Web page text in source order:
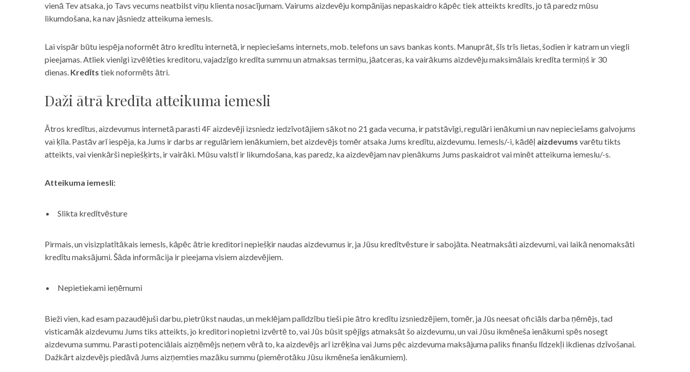
vienā Tev atsaka, jo Tavs vecums neatbilst viņu klienta nosacījumam. Vairums aizdevēju kompānijas nepaskaidro kāpēc tiek atteikts kredīts, jo tā paredz mūsu
likumdošana, ka nav jāsniedz atteikuma iemesls.
Lai vispār būtu iespēja noformēt ātro kredītu internetā, ir nepieciešams internets, mob. telefons un savs bankas konts. Manuprāt, šīs trīs lietas, šodien ir katram un viegli
pieejamas. Atliek vienīgi izvēlēties kreditoru, vajadzīgo kredīta summu un atmaksas termiņu, jāatceras, ka vairākums aizdevēju maksimālais kredīta termiņš ir 30
dienas. Kredīts tiek noformēts ātri.
Daži ātrā kredīta atteikuma iemesli
Ātros kredītus, aizdevumus internetā parasti 4F aizdevēji izsniedz iedzīvotājiem sākot no 21 gada vecuma, ir patstāvīgi, regulāri ienākumi un nav nepieciešams galvojums
vai ķīla. Pastāv arī iespēja, ka Jums ir darbs ar regulāriem ienākumiem, bet aizdevējs tomēr atsaka Jums kredītu, aizdevumu. Iemesls/-i, kādēļ aizdevums varētu tikts
atteikts, vai vienkārši nepiešķirts, ir vairāki. Mūsu valstī ir likumdošana, kas paredz, ka aizdevējam nav pienākums Jums paskaidrot vai minēt atteikuma iemeslu/-s.
Atteikuma iemesli:
Slikta kredītvēsture
Pirmais, un visizplatītākais iemesls, kāpēc ātrie kreditori nepiešķir naudas aizdevumus ir, ja Jūsu kredītvēsture ir sabojāta. Neatmaksāti aizdevumi, vai laikā nenomaksāti
kredītu maksājumi. Šāda informācija ir pieejama visiem aizdevējiem.
Nepietiekami ieņēmumi
Bieži vien, kad esam pazaudējuši darbu, pietrūkst naudas, un meklējam palīdzību tieši pie ātro kredītu izsniedzējiem, tomēr, ja Jūs neesat oficiāls darba ņēmējs, tad
visticamāk aizdevumu Jums tiks atteikts, jo kreditori nopietni izvērtē to, vai Jūs būsit spējīgs atmaksāt šo aizdevumu, un vai Jūsu ikmēneša ienākumi spēs nosegt
aizdevuma summu. Parasti potenciālais aizņēmējs neņem vērā to, ka aizdevējs arī izrēķina vai Jums pēc aizdevuma maksājuma paliks finanšu līdzekļi ikdienas dzīvošanai.
Dažkārt aizdevējs piedāvā Jums aizņemties mazāku summu (piemērotāku Jūsu ikmēneša ienākumiem).